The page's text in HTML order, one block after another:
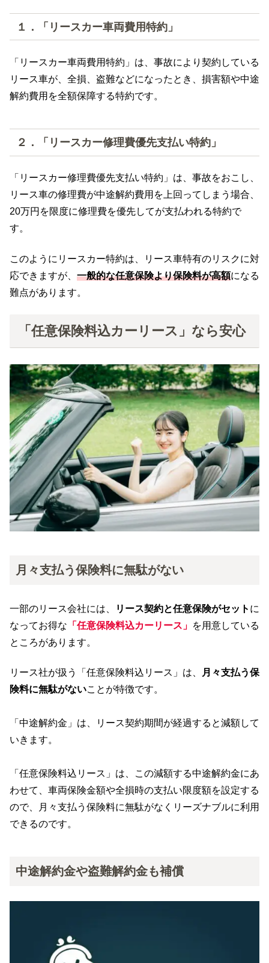
１．「リースカー車両費用特約」
「リースカー車両費用特約」は、事故により契約している
リース車が、全損、盗難などになったとき、損害額や中途
解約費用を全額保障する特約です。
２．「リースカー修理費優先支払い特約」
「リースカー修理費優先支払い特約」は、事故をおこし、
リース車の修理費が中途解約費用を上回ってしまう場合、
20万円を限度に修理費を優先してが支払われる特約で
す。
このようにリースカー特約は、リース車特有のリスクに対
応できますが、 一般的な任意保険より保険料が高額になる
難点があります。
「任意保険料込カーリース」なら安心
月々支払う保険料に無駄がない
一部のリース会社には、 リース契約と任意保険がセット に
なってお得な 「任意保険料込カーリース」 を用意している
ところがあります。
リース社が扱う「任意保険料込リース」は、
月々支払う保
険料に無駄がないことが特徴です。
「中途解約金」は、リース契約期間が経過すると減額して
いきます。
「任意保険料込リース」は、この減額する中途解約金にあ
わせて、車両保険金額や全損時の支払い限度額を設定する
ので、月々支払う保険料に無駄がなくリーズナブルに利用
できるのです。
中途解約金や盗難解約金も補償